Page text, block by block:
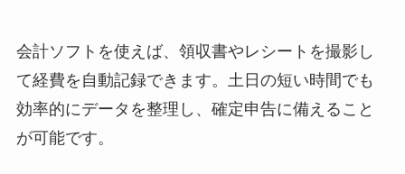
会計ソフトを使えば、領収書やレシートを撮影し
て経費を自動記録できます。土日の短い時間でも
効率的にデータを整理し、確定申告に備えること
が可能です。